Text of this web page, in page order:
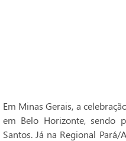
Em Minas Gerais, a
em Belo Horizonte, sendo
Santos. Já na Regional